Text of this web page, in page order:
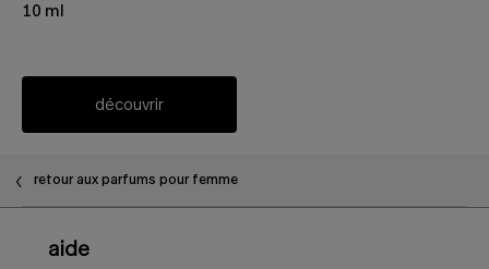
10 ml
découvrir
retour aux parfums pour femme
aide